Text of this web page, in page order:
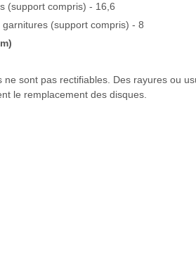
(support compris) - 16,6
(support compris) - 8
ne sont pas rectifiables. Des rayures ou
le remplacement des disques.